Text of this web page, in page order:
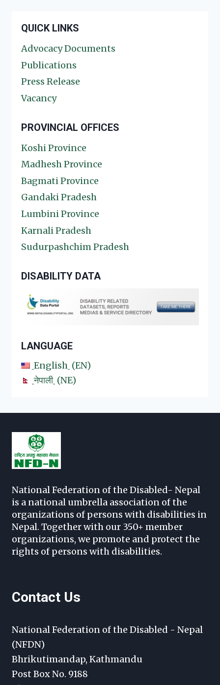
QUICK LINKS
Advocacy Documents
Publications
Press Release
Vacancy
PROVINCIAL OFFICES
Koshi Province
Madhesh Province
Bagmati Province
Gandaki Pradesh
Lumbini Province
Karnali Pradesh
Sudurpashchim Pradesh
DISABILITY DATA
LANGUAGE
English
EN
नेपाली
NE
National Federation of the Disabled- Nepal
is a national umbrella association of the
organizations of persons with disabilities in
Nepal. Together with our 350+ member
organizations, we promote and protect the
rights of persons with disabilities.
Contact Us
National Federation of the Disabled - Nepal
(NFDN)
Bhrikutimandap, Kathmandu
Post Box No. 9188